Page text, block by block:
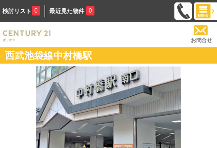
検討リスト 0 最近見た物件 0
お問合せ
西武池袋線中村橋駅